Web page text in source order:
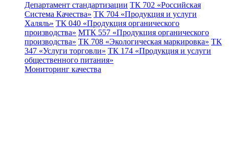
Департамент стандартизации ТК 702 «Российская
Система Качества» ТК 704 «Продукция и услуги
Халяль» ТК 040 «Продукция органического
производства» МТК 557 «Продукция органического
производства» ТК 708 «Экологическая маркировка» ТК
347 «Услуги торговли» ТК 174 «Продукция и услуги
общественного питания»
Мониторинг качества